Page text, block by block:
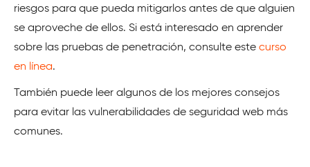
riesgos para que pueda mitigarlos antes de que alguien
se aproveche de ellos. Si está interesado en aprender
sobre las pruebas de penetración, consulte este curso
en línea.
También puede leer algunos de los mejores consejos
para evitar las vulnerabilidades de seguridad web más
comunes.